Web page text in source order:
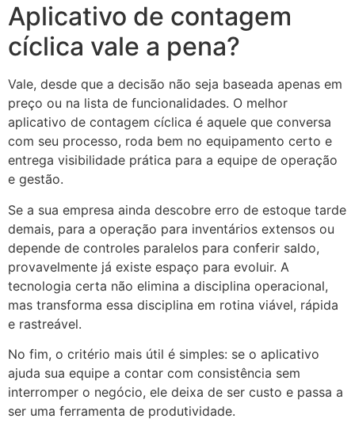
Aplicativo de contagem
cíclica vale a pena?
Vale, desde que a decisão não seja baseada apenas em
preço ou na lista de funcionalidades. O melhor
aplicativo de contagem cíclica é aquele que conversa
com seu processo, roda bem no equipamento certo e
entrega visibilidade prática para a equipe de operação
e gestão.
Se a sua empresa ainda descobre erro de estoque tarde
demais, para a operação para inventários extensos ou
depende de controles paralelos para conferir saldo,
provavelmente já existe espaço para evoluir. A
tecnologia certa não elimina a disciplina operacional,
mas transforma essa disciplina em rotina viável, rápida
e rastreável.
No fim, o critério mais útil é simples: se o aplicativo
ajuda sua equipe a contar com consistência sem
interromper o negócio, ele deixa de ser custo e passa a
ser uma ferramenta de produtividade.